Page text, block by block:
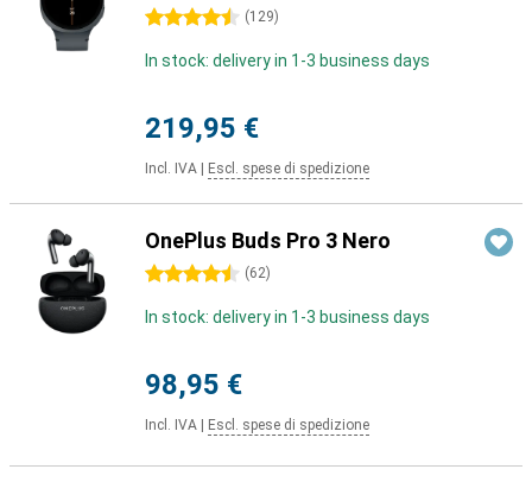
4.5 stelle (129)
In stock: delivery in 1-3 business days
219,95 €
Incl. IVA Escl. spese di spedizione
OnePlus Buds Pro 3 Nero
4.5 stelle (62)
In stock: delivery in 1-3 business days
98,95 €
Incl. IVA Escl. spese di spedizione